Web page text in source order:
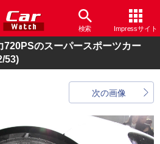
検索 Impressサイト
720PSのスーパースポーツカー
53)
次の画像